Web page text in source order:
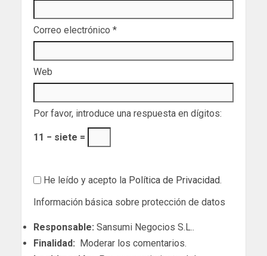
Correo electrónico *
Web
Por favor, introduce una respuesta en dígitos:
11 − siete =
He leído y acepto la Política de Privacidad.
Información básica sobre protección de datos
Responsable: Sansumi Negocios S.L..
Finalidad: Moderar los comentarios.